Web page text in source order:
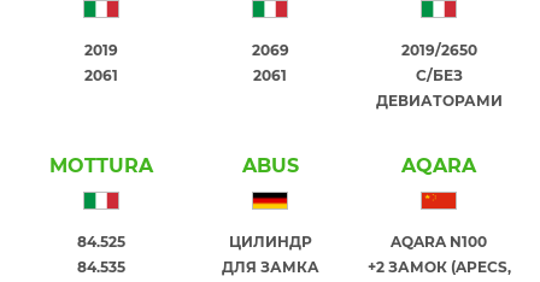
2019
2061
2069
2061
2019/2650
С/БЕЗ
ДЕВИАТОРАМИ
MOTTURA
84.525
84.535
ABUS
ЦИЛИНДР
ДЛЯ ЗАМКА
AQARA
AQARA N100
+2 ЗАМОК (APECS,